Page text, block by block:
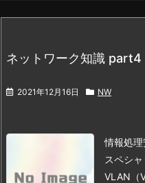
ネットワーク知識 part4
2021年12月16日 NW
情報処
スペシ
VLAN（